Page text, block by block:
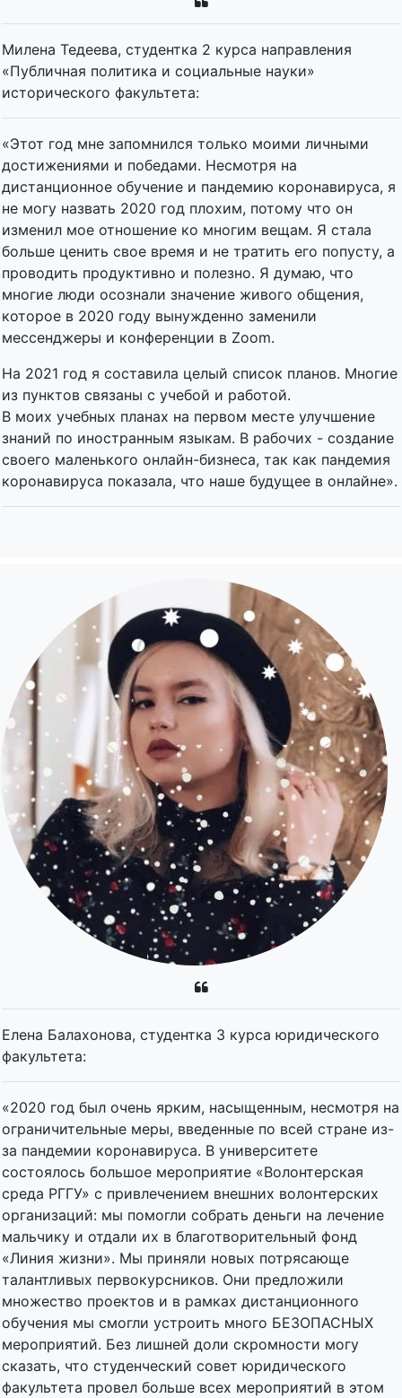
Милена Тедеева, студентка 2 курса направления
«Публичная политика и социальные науки»
исторического факультета:
«Этот год мне запомнился только моими личными
достижениями и победами. Несмотря на
дистанционное обучение и пандемию коронавируса, я
не могу назвать 2020 год плохим, потому что он
изменил мое отношение ко многим вещам. Я стала
больше ценить свое время и не тратить его попусту, а
проводить продуктивно и полезно. Я думаю, что
многие люди осознали значение живого общения,
которое в 2020 году вынужденно заменили
мессенджеры и конференции в Zoom.
На 2021 год я составила целый список планов. Многие
из пунктов связаны с учебой и работой.
В моих учебных планах на первом месте улучшение
знаний по иностранным языкам. В рабочих - создание
своего маленького онлайн-бизнеса, так как пандемия
коронавируса показала, что наше будущее в онлайне».
Елена Балахонова, студентка 3 курса юридического
факультета:
«2020 год был очень ярким, насыщенным, несмотря на
ограничительные меры, введенные по всей стране из-
за пандемии коронавируса. В университете
состоялось большое мероприятие «Волонтерская
среда РГГУ» с привлечением внешних волонтерских
организаций: мы помогли собрать деньги на лечение
мальчику и отдали их в благотворительный фонд
«Линия жизни». Мы приняли новых потрясающе
талантливых первокурсников. Они предложили
множество проектов и в рамках дистанционного
обучения мы смогли устроить много БЕЗОПАСНЫХ
мероприятий. Без лишней доли скромности могу
сказать, что студенческий совет юридического
факультета провел больше всех мероприятий в этом